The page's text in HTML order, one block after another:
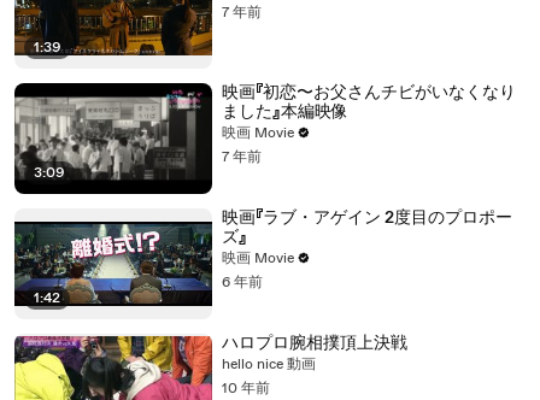
1:39
7 年前
3:09
映画『初恋〜お父さんチビがいなくなり
ました』本編映像
映画 Movie
7 年前
1:42
映画『ラブ・アゲイン 2度目のプロポー
ズ』
映画 Movie
6 年前
ハロプロ腕相撲頂上決戦
hello nice 動画
10 年前